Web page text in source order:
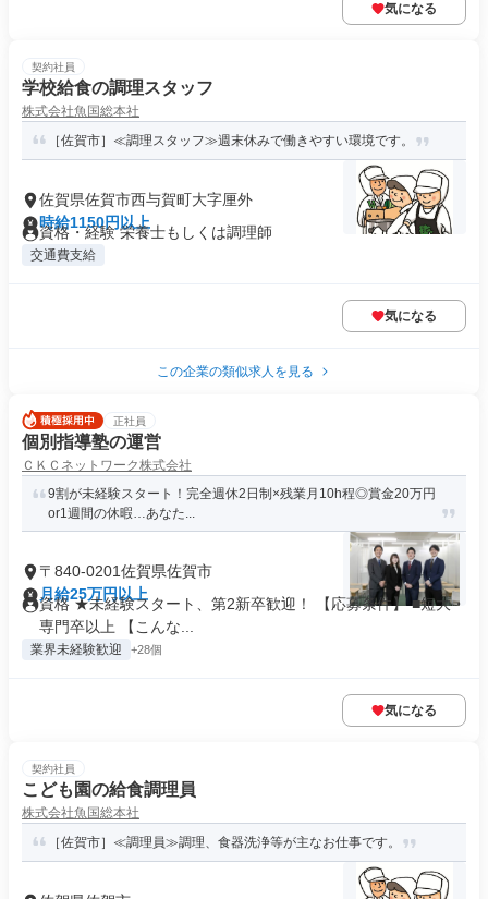
気になる
契約社員
学校給食の調理スタッフ
株式会社魚国総本社
［佐賀市］≪調理スタッフ≫週末休みで働きやすい環境です。
佐賀県佐賀市西与賀町大字厘外
時給1150円以上
資格・経験 栄養士もしくは調理師
交通費支給
気になる
この企業の類似求人を見る
正社員
個別指導塾の運営
ＣＫＣネットワーク株式会社
9割が未経験スタート！完全週休2日制×残業月10h程◎賞金20万円
or1週間の休暇…あなた...
〒840-0201佐賀県佐賀市
月給25万円以上
資格 ★未経験スタート、第2新卒歓迎！ 【応募条件】 ■短大・
専門卒以上 【こんな...
業界未経験歓迎 +28個
気になる
契約社員
こども園の給食調理員
株式会社魚国総本社
［佐賀市］≪調理員≫調理、食器洗浄等が主なお仕事です。